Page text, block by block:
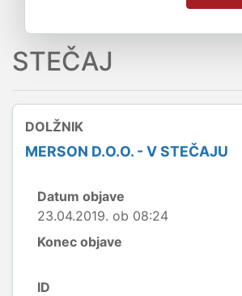
STEČAJ
DOLŽNIK
MERSON D.O.O. - V STEČAJU
Datum objave
23.04.2019. ob 08:24
Konec objave
ID